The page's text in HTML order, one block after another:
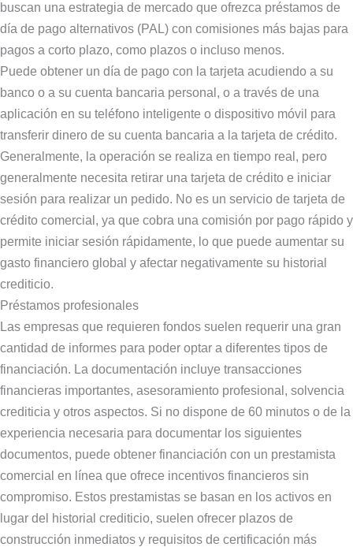
buscan una estrategia de mercado que ofrezca préstamos de
día de pago alternativos (PAL) con comisiones más bajas para
pagos a corto plazo, como plazos o incluso menos.
Puede obtener un día de pago con la tarjeta acudiendo a su
banco o a su cuenta bancaria personal, o a través de una
aplicación en su teléfono inteligente o dispositivo móvil para
transferir dinero de su cuenta bancaria a la tarjeta de crédito.
Generalmente, la operación se realiza en tiempo real, pero
generalmente necesita retirar una tarjeta de crédito e iniciar
sesión para realizar un pedido. No es un servicio de tarjeta de
crédito comercial, ya que cobra una comisión por pago rápido y
permite iniciar sesión rápidamente, lo que puede aumentar su
gasto financiero global y afectar negativamente su historial
crediticio.
Préstamos profesionales
Las empresas que requieren fondos suelen requerir una gran
cantidad de informes para poder optar a diferentes tipos de
financiación. La documentación incluye transacciones
financieras importantes, asesoramiento profesional, solvencia
crediticia y otros aspectos. Si no dispone de 60 minutos o de la
experiencia necesaria para documentar los siguientes
documentos, puede obtener financiación con un prestamista
comercial en línea que ofrece incentivos financieros sin
compromiso. Estos prestamistas se basan en los activos en
lugar del historial crediticio, suelen ofrecer plazos de
construcción inmediatos y requisitos de certificación más